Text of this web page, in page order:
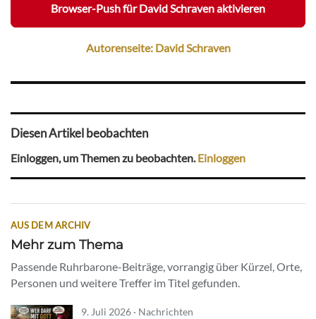
Browser-Push für David Schraven aktivieren
Autorenseite: David Schraven
Diesen Artikel beobachten
Einloggen, um Themen zu beobachten.Einloggen
AUS DEM ARCHIV
Mehr zum Thema
Passende Ruhrbarone-Beiträge, vorrangig über Kürzel, Orte,
Personen und weitere Treffer im Titel gefunden.
9. Juli 2026 · Nachrichten